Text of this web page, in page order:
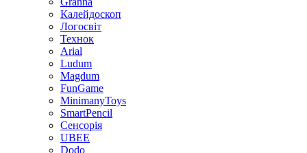
Калейдоскоп
Логосвіт
Технок
Arial
Ludum
Magdum
FunGame
MinimanyToys
SmartPencil
Сенсорія
UBEE
Dodo